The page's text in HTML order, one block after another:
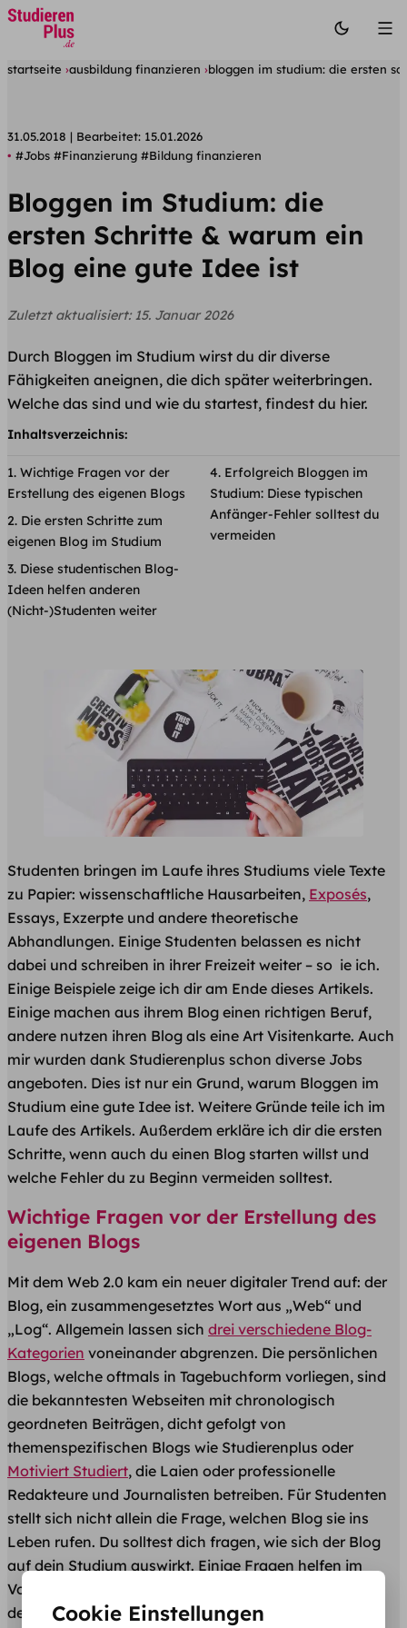
startseite ausbildung finanzieren bloggen im studium: die ersten
31.05.2018 Bearbeitet: 15.01.2026
#Jobs #Finanzierung #Bildung finanzieren
Bloggen im Studium: die
ersten Schritte & warum ein
Blog eine gute Idee ist
Zuletzt aktualisiert: 15. Januar 2026
Durch Bloggen im Studium wirst du dir diverse
Fähigkeiten aneignen, die dich später weiterbringen.
Welche das sind und wie du startest, findest du hier.
Inhaltsverzeichnis:
Wichtige Fragen vor der
Erstellung des eigenen Blogs
Die ersten Schritte zum
eigenen Blog im Studium
Diese studentischen Blog-
Ideen helfen anderen
(Nicht-)Studenten weiter
Erfolgreich Bloggen im
Studium: Diese typischen
Anfänger-Fehler solltest du
vermeiden
Studenten bringen im Laufe ihres Studiums viele Texte
zu Papier: wissenschaftliche Hausarbeiten, Exposés,
Essays, Exzerpte und andere theoretische
Abhandlungen. Einige Studenten belassen es nicht
dabei und schreiben in ihrer Freizeit weiter – so ie ich.
Einige Beispiele zeige ich dir am Ende dieses Artikels.
Einige machen aus ihrem Blog einen richtigen Beruf,
andere nutzen ihren Blog als eine Art Visitenkarte. Auch
mir wurden dank Studierenplus schon diverse Jobs
angeboten. Dies ist nur ein Grund, warum Bloggen im
Studium eine gute Idee ist. Weitere Gründe teile ich im
Laufe des Artikels. Außerdem erkläre ich dir die ersten
Schritte, wenn auch du einen Blog starten willst und
welche Fehler du zu Beginn vermeiden solltest.
Wichtige Fragen vor der Erstellung des
eigenen Blogs
Mit dem Web 2.0 kam ein neuer digitaler Trend auf: der
Blog, ein zusammengesetztes Wort aus „Web“ und
„Log“. Allgemein lassen sich drei verschiedene Blog-
Kategorien voneinander abgrenzen. Die persönlichen
Blogs, welche oftmals in Tagebuchform vorliegen, sind
die bekanntesten Webseiten mit chronologisch
geordneten Beiträgen​, dicht gefolgt von
themenspezifischen Blogs wie Studierenplus oder
Motiviert Studiert, die Laien oder professionelle
Redakteure und Journalisten betreiben. Für Studenten
stellt sich nicht allein die Frage, welchen Blog sie ins
Leben rufen. Du solltest dich fragen, wie sich der Blog
auf dein Studium auswirkt. Einige Fragen helfen im
Vorfeld, die eigenen Absichten und Ziele klar zu
definieren.Cookie Einstellungen